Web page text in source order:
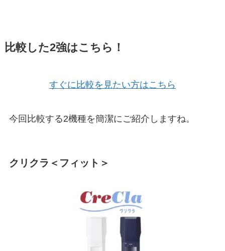
比較した2強はこちら！
すぐに比較を見たい方はこちら
今回比較する2機種を簡潔にご紹介しますね。
クリクラ＜フィット＞